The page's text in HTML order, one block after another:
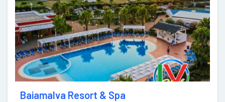
Baiamalva Resort & Spa